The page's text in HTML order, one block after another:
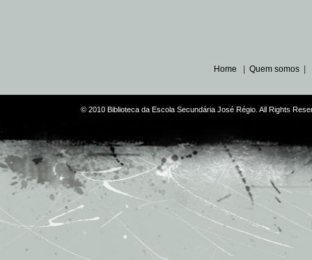
Home Quem somos
© 2010 Biblioteca da Escola Secundária José Régio. All Rights